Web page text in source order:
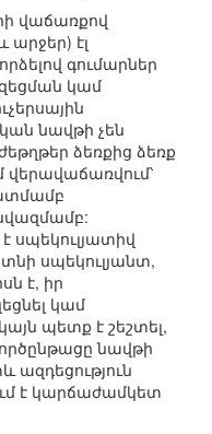
վաճառքով
արջեր) էլ
գումարներ
կամ
նավթի չեն
ձեռքից ձեռք
սպեկուլյատիվ
սպեկուլյանտ,
է, իր
կամ
պետք է շեշտել,
նավթի
է կարճաժամկետ